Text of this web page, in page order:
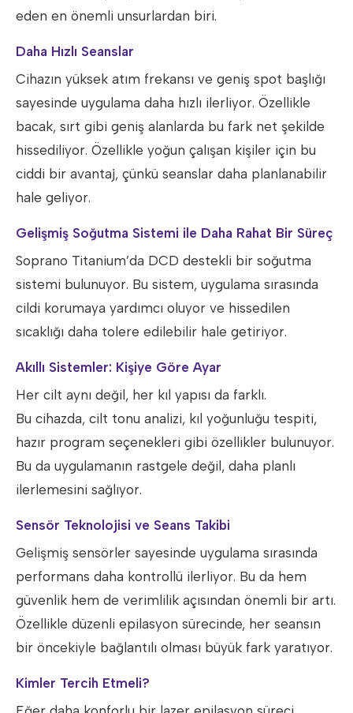
eden en önemli unsurlardan biri.
Daha Hızlı Seanslar
Cihazın yüksek atım frekansı ve geniş spot başlığı
sayesinde uygulama daha hızlı ilerliyor. Özellikle
bacak, sırt gibi geniş alanlarda bu fark net şekilde
hissediliyor. Özellikle yoğun çalışan kişiler için bu
ciddi bir avantaj, çünkü seanslar daha planlanabilir
hale geliyor.
Gelişmiş Soğutma Sistemi ile Daha Rahat Bir Süreç
Soprano Titanium’da DCD destekli bir soğutma
sistemi bulunuyor. Bu sistem, uygulama sırasında
cildi korumaya yardımcı oluyor ve hissedilen
sıcaklığı daha tolere edilebilir hale getiriyor.
Akıllı Sistemler: Kişiye Göre Ayar
Her cilt aynı değil, her kıl yapısı da farklı.
Bu cihazda, cilt tonu analizi, kıl yoğunluğu tespiti,
hazır program seçenekleri gibi özellikler bulunuyor.
Bu da uygulamanın rastgele değil, daha planlı
ilerlemesini sağlıyor.
Sensör Teknolojisi ve Seans Takibi
Gelişmiş sensörler sayesinde uygulama sırasında
performans daha kontrollü ilerliyor. Bu da hem
güvenlik hem de verimlilik açısından önemli bir artı.
Özellikle düzenli epilasyon sürecinde, her seansın
bir öncekiyle bağlantılı olması büyük fark yaratıyor.
Kimler Tercih Etmeli?